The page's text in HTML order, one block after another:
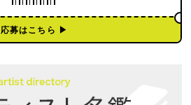
応募はこちら ▶︎